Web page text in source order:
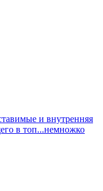
и внутренняя
в топ...немножко